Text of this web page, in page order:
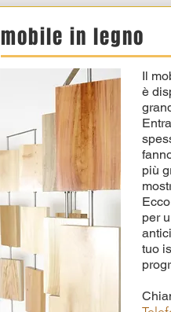
mobile in legno
Il
è
più
per
tuo